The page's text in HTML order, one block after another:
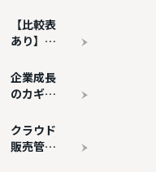
【比較表
あり】販
ステムを
おすすめ
用相場も
合わせて
解説
企業成長
のカギを
売管理シ
ステム」
とは？メ
クラウド
販売管理